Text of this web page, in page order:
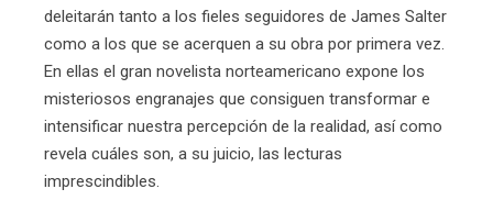
deleitarán tanto a los fieles seguidores de James Salter
como a los que se acerquen a su obra por primera vez.
En ellas el gran novelista norteamericano expone los
misteriosos engranajes que consiguen transformar e
intensificar nuestra percepción de la realidad, así como
revela cuáles son, a su juicio, las lecturas
imprescindibles.